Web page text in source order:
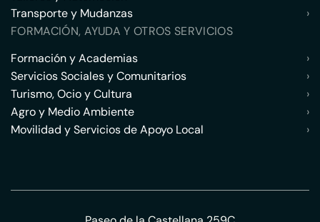
Transporte y Mudanzas
›
FORMACIÓN, AYUDA Y OTROS SERVICIOS
Formación y Academias
›
Servicios Sociales y Comunitarios
›
Turismo, Ocio y Cultura
›
Agro y Medio Ambiente
›
Movilidad y Servicios de Apoyo Local
›